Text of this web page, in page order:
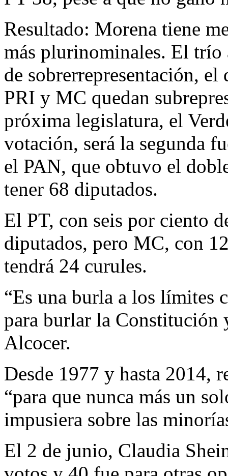
Resultado: Morena tiene
más plurinominales. El trío
de sobrerrepresentación,
PRI y MC quedan
próxima legislatura, el
votación, será la segunda
el PAN, que obtuvo el
tener 68 diputados.
El PT, con seis por ciento
diputados, pero MC, con
tendrá 24 curules.
“Es una burla a los límites
para burlar la Constitución
Alcocer.
Desde 1977 y hasta 2014,
“para que nunca más un
impusiera sobre las
El 2 de junio, Claudia